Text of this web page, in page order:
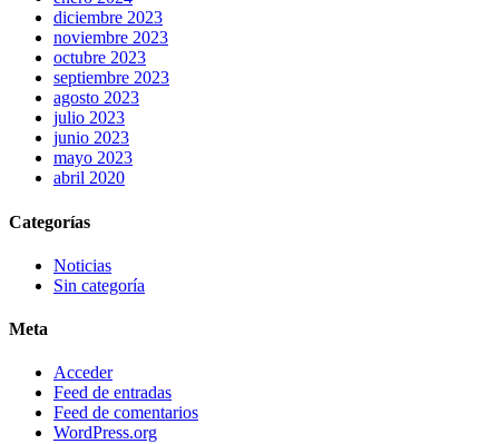
diciembre 2023
noviembre 2023
octubre 2023
septiembre 2023
agosto 2023
julio 2023
junio 2023
mayo 2023
abril 2020
Categorías
Noticias
Sin categoría
Meta
Acceder
Feed de entradas
Feed de comentarios
WordPress.org